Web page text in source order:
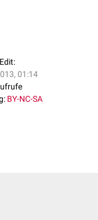
01:14
BY-NC-SA